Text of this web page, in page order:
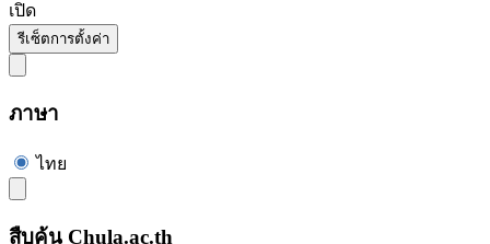
เปิด
รีเซ็ตการตั้งค่า
ภาษา
ไทย
สืบค้น Chula.ac.th